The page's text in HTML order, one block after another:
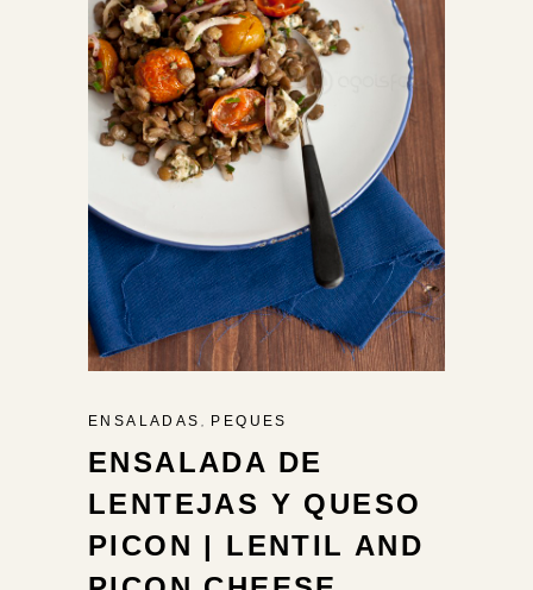
ENSALADAS , PEQUES
ENSALADA DE
LENTEJAS Y QUESO
PICON | LENTIL AND